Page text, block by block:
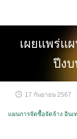
เผยแพร่แ
ปีง
17 กันยายน 2567
แผนการจัดซื้อจัดจ้าง อินเ